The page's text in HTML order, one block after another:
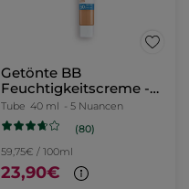
Getönte BB
Feuchtigkeitscreme -
Medium
Tube 40 ml - 5 Nuancen
(80)
59,75€ / 100ml
23,90€